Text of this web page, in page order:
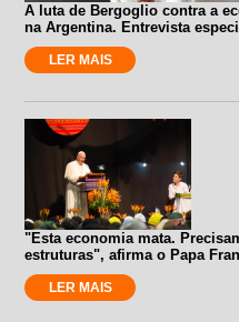
A luta de Bergoglio contra a
na Argentina. Entrevista
LER MAIS
"Esta economia mata.
estruturas", afirma o Papa
LER MAIS